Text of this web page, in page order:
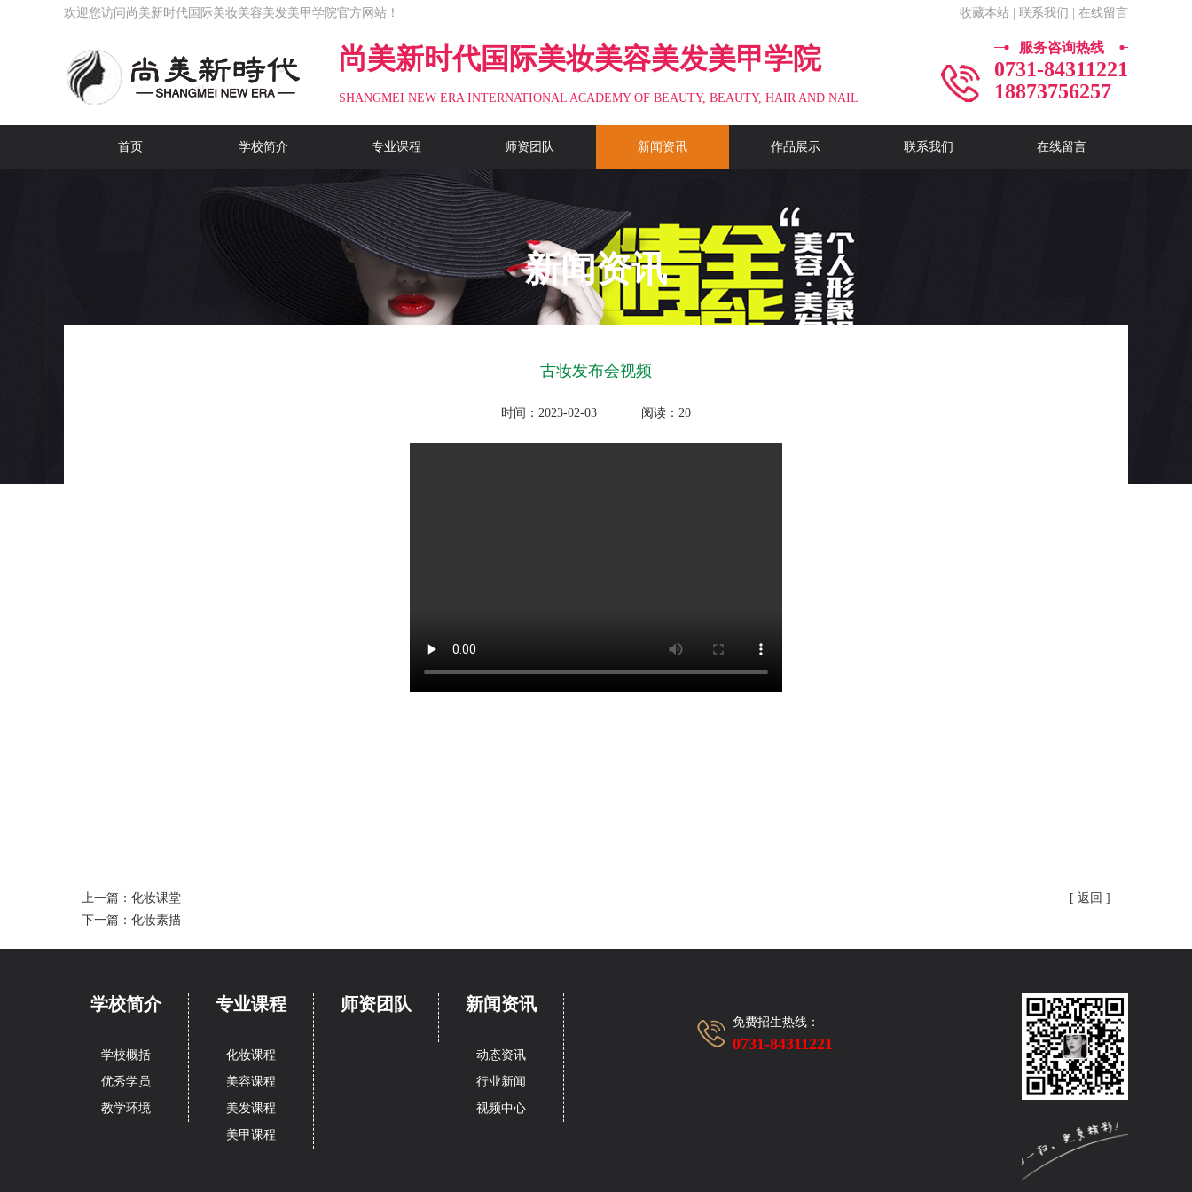
欢迎您访问尚美新时代国际美妆美容美发美甲学院官方网站！ 收藏本站 | 联系我们 | 在线留言
尚美新时代国际美妆美容美发美甲学院
SHANGMEI NEW ERA INTERNATIONAL ACADEMY OF BEAUTY, BEAUTY, HAIR AND NAIL
服务咨询热线
0731-84311221
18873756257
首页 学校简介 专业课程 师资团队 新闻资讯 作品展示 联系我们 在线留言
新闻资讯
古妆发布会视频
时间：2023-02-03 阅读：20
上一篇： 化妆课堂
下一篇： 化妆素描
[ 返回 ]
学校简介
学校概括
优秀学员
教学环境
专业课程
化妆课程
美容课程
美发课程
美甲课程
师资团队 新闻资讯
动态资讯
行业新闻
视频中心
免费招生热线：
0731-84311221